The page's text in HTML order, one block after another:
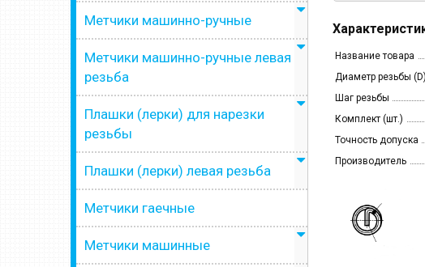
Метчики машинно-ручные
Метчики машинно-ручные левая
резьба
Плашки (лерки) для нарезки
резьбы
Плашки (лерки) левая резьба
Метчики гаечные
Метчики машинные
Название товара
Диаметр резьбы (D)
Шаг резьбы
Комплект (шт.)
Точность допуска
Производитель